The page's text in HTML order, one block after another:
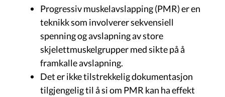
Progressiv muskelavslapping (PMR) er en
teknikk som involverer sekvensiell
spenning og avslapning av store
skjelettmuskelgrupper med sikte på å
framkalle avslapning.
Det er ikke tilstrekkelig dokumentasjon
tilgjengelig til å si om PMR kan ha effekt